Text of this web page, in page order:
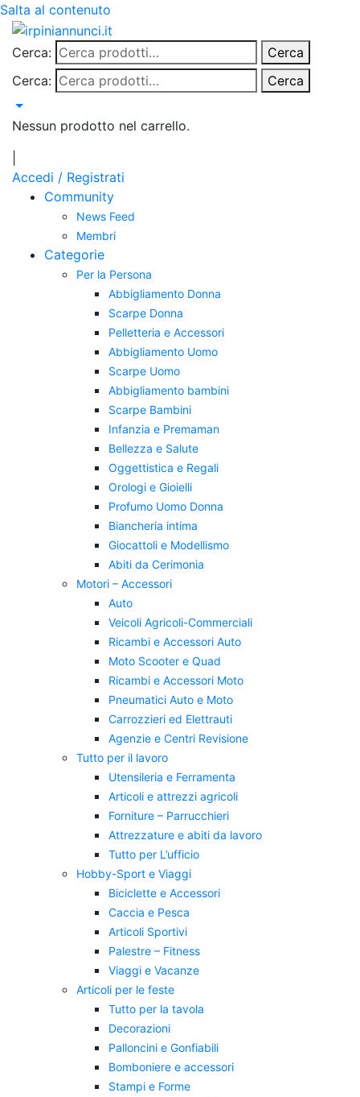
Salta al contenuto
Cerca:
Cerca
Cerca:
Cerca
Nessun prodotto nel carrello.
Accedi / Registrati
Community
News Feed
Membri
Categorie
Per la Persona
Abbigliamento Donna
Scarpe Donna
Pelletteria e Accessori
Abbigliamento Uomo
Scarpe Uomo
Abbigliamento bambini
Scarpe Bambini
Infanzia e Premaman
Bellezza e Salute
Oggettistica e Regali
Orologi e Gioielli
Profumo Uomo Donna
Biancheria intima
Giocattoli e Modellismo
Abiti da Cerimonia
Motori – Accessori
Auto
Veicoli Agricoli-Commerciali
Ricambi e Accessori Auto
Moto Scooter e Quad
Ricambi e Accessori Moto
Pneumatici Auto e Moto
Carrozzieri ed Elettrauti
Agenzie e Centri Revisione
Tutto per il lavoro
Utensileria e Ferramenta
Articoli e attrezzi agricoli
Forniture – Parrucchieri
Attrezzature e abiti da lavoro
Tutto per L’ufficio
Hobby-Sport e Viaggi
Biciclette e Accessori
Caccia e Pesca
Articoli Sportivi
Palestre – Fitness
Viaggi e Vacanze
Articoli per le feste
Tutto per la tavola
Decorazioni
Palloncini e Gonfiabili
Bomboniere e accessori
Stampi e Forme